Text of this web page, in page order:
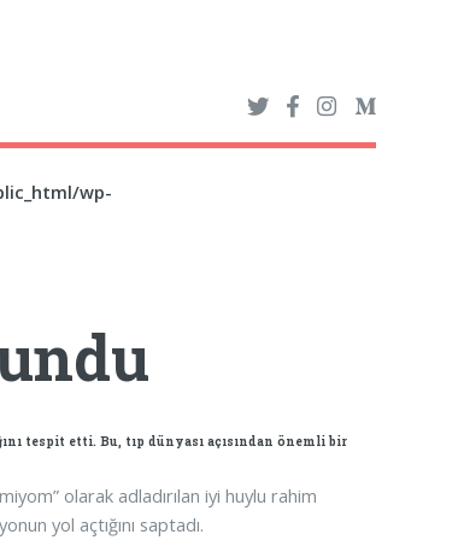
wp-
tespit etti. Bu, tıp dünyası açısından önemli bir
olarak adladırılan iyi huylu rahim
yol açtığını saptadı.